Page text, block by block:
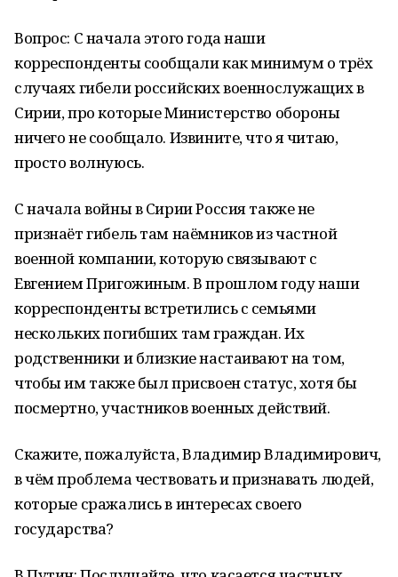
Вопрос: С начала этого года наши
корреспонденты сообщали как минимум о трёх
случаях гибели российских военнослужащих в
Сирии, про которые Министерство обороны
ничего не сообщало. Извините, что я читаю,
просто волнуюсь.
С начала войны в Сирии Россия также не
признаёт гибель там наёмников из частной
военной компании, которую связывают с
Евгением Пригожиным. В прошлом году наши
корреспонденты встретились с семьями
нескольких погибших там граждан. Их
родственники и близкие настаивают на том,
чтобы им также был присвоен статус, хотя бы
посмертно, участников военных действий.
Скажите, пожалуйста, Владимир Владимирович,
в чём проблема чествовать и признавать людей,
которые сражались в интересах своего
государства?